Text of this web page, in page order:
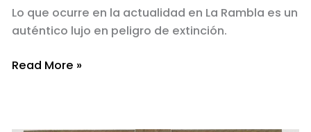
Lo que ocurre en la actualidad en La Rambla es un
auténtico lujo en peligro de extinción.
Dignidad
Read More »